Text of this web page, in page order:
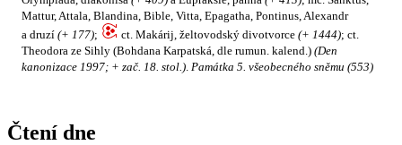
Mattur, Attala, Blandina, Bible, Vitta, Epagatha, Pontinus, Alexandr
a druzí (+ 177); ct. Makárij, želtovodský divotvorce (+ 1444); ct.
Theodora ze Sihly (Bohdana Karpatská, dle rumun. kalend.) (Den
kanonizace 1997; + zač. 18. stol.). Památka 5. všeobecného sněmu (553)
Čtení dne